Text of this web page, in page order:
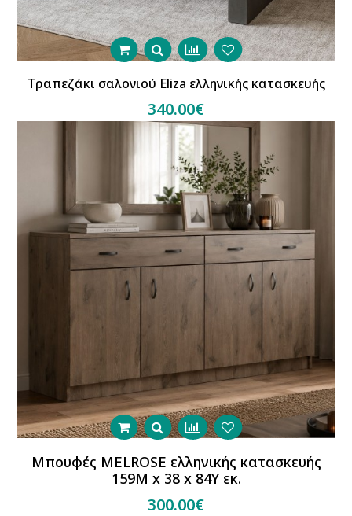
Τραπεζάκι σαλονιού Eliza ελληνικής κατασκευής
340.00€
Μπουφές MELROSE ελληνικής κατασκευής
159Μ x 38 x 84Υ εκ.
300.00€